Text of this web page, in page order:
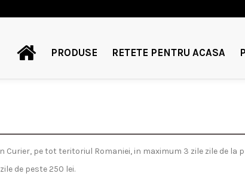
PRODUSE RETETE PENTRU ACASA
Curier, pe tot teritoriul Romaniei, in maximum 3 zile zile de la
de peste 250 lei.